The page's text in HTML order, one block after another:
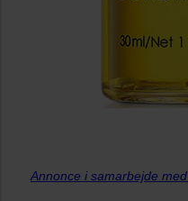
Annonce i samarbejde med